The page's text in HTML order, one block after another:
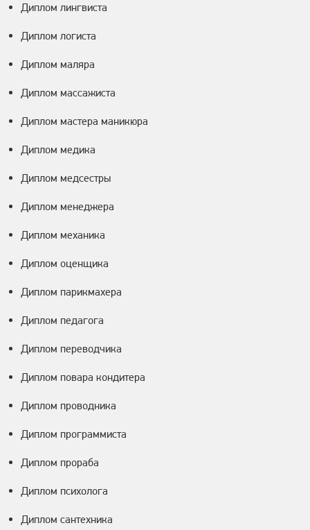
Диплом лингвиста
Диплом логиста
Диплом маляра
Диплом массажиста
Диплом мастера маникюра
Диплом медика
Диплом медсестры
Диплом менеджера
Диплом механика
Диплом оценщика
Диплом парикмахера
Диплом педагога
Диплом переводчика
Диплом повара кондитера
Диплом проводника
Диплом программиста
Диплом прораба
Диплом психолога
Диплом сантехника